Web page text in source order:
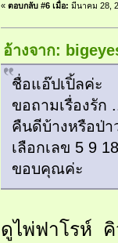
« ตอบกลับ #6 เมื่อ: มีนาคม 28,
อ้างจาก:
ชื่อแอ๊ปเปิ้ลค่ะ
ขอถามเรื่องรัก
คืนดีบ้างหรือป่า
เลือกเลข 5 9
ขอบคุณค่ะ
ดูไพ่ฟาโรห์ คิ